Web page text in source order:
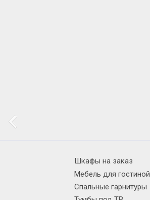
Шкафы на заказ
Мебель для гостиной
Спальные гарнитуры